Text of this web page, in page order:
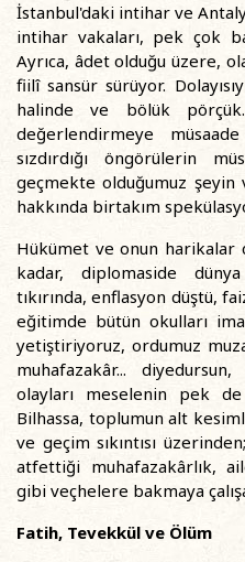
İstanbul'daki intihar ve
intihar vakaları, pek çok
Ayrıca, âdet olduğu üzere,
fiilî sansür sürüyor.
halinde ve bölük
değerlendirmeye
sızdırdığı öngörülerin
geçmekte olduğumuz şeyin
hakkında birtakım
Hükümet ve onun harikalar
kadar, diplomaside
tıkırında, enflasyon düştü,
eğitimde bütün okulları
yetiştiriyoruz, ordumuz
muhafazakâr...
olayları meselenin pek de
Bilhassa, toplumun alt
ve geçim sıkıntısı
atfettiği muhafazakârlık,
gibi veçhelere bakmaya
Fatih, Tevekkül ve Ölüm